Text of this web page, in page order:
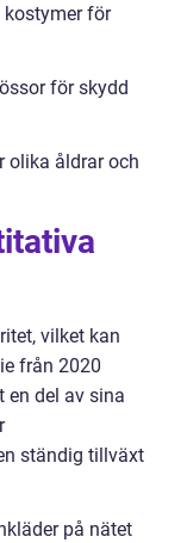
kostymer för
för skydd
olika åldrar och
vilket kan
från 2020
en del av sina
ständig tillväxt
på nätet